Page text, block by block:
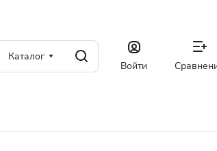
Каталог
Войти